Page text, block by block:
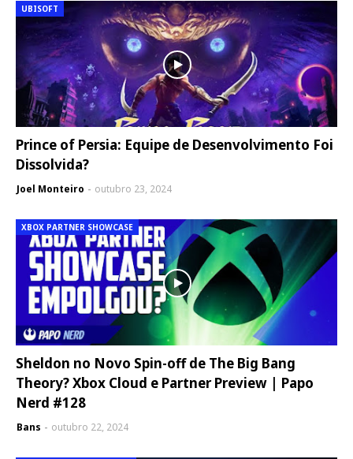
UBISOFT
Prince of Persia: Equipe de Desenvolvimento Foi
Dissolvida?
Joel Monteiro outubro 23, 2024
XBOX PARTNER SHOWCASE
Sheldon no Novo Spin-off de The Big Bang
Theory? Xbox Cloud e Partner Preview | Papo
Nerd #128
Bans outubro 22, 2024